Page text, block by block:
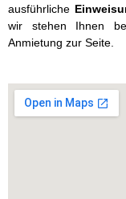
ausführliche
wir stehen Ihnen
Anmietung zur Seite.